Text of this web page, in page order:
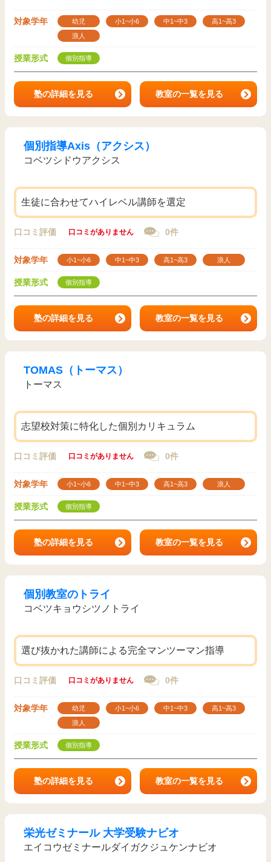
対象学年 幼児 小1~小6 中1~中3
高1~高3
浪人
授業形式 個別指導
塾の詳細を見る 教室の一覧を見る
個別指導Axis（アクシス）
コベツシドウアクシス
生徒に合わせてハイレベル講師を選定
口コミ評価 口コミがありません 0件
対象学年 小1~小6 中1~中3 高1~高3 浪人
授業形式 個別指導
塾の詳細を見る 教室の一覧を見る
TOMAS（トーマス）
トーマス
志望校対策に特化した個別カリキュラム
口コミ評価 口コミがありません 0件
対象学年 小1~小6 中1~中3 高1~高3 浪人
授業形式 個別指導
塾の詳細を見る 教室の一覧を見る
個別教室のトライ
コベツキョウシツノトライ
選び抜かれた講師による完全マンツーマン指導
口コミ評価 口コミがありません 0件
対象学年 幼児 小1~小6 中1~中3
高1~高3
浪人
授業形式 個別指導
塾の詳細を見る 教室の一覧を見る
栄光ゼミナール 大学受験ナビオ
エイコウゼミナールダイガクジュケンナビオ